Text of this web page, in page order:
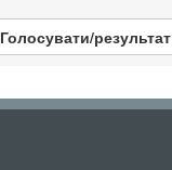
Голосувати/результат